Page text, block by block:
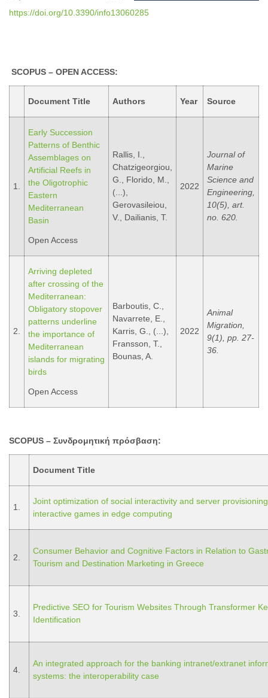
https://doi.org/10.3390/info13060285
SCOPUS – OPEN ACCESS:
Document Title Authors Year Source
1.
Early Succession
Patterns of Benthic
Assemblages on
Artificial Reefs in
the Oligotrophic
Eastern
Mediterranean
Basin
Open Access
Rallis, I.,
Chatzigeorgiou,
G., Florido, M.,
(...),
Gerovasileiou,
V., Dailianis, T.
2022
Journal of
Marine
Science and
Engineering,
10(5), art.
no. 620.
2.
Arriving depleted
after crossing of the
Mediterranean:
Obligatory stopover
patterns underline
the importance of
Mediterranean
islands for migrating
birds
Open Access
Barboutis, C.,
Navarrete, E.,
Karris, G., (...),
Fransson, T.,
Bounas, A.
2022
Animal
Migration,
9(1), pp. 27-
36.
SCOPUS – Συνδρομητική πρόσβαση:
Document Title
1.
Joint optimization of social interactivity and server
interactive games in edge computing
2.
Consumer Behavior and Cognitive Factors in Relation to
Tourism and Destination Marketing in Greece
3.
Predictive SEO for Tourism Websites Through Transformer
Identification
4.
An integrated approach for the banking intranet/extranet
systems: the interoperability case